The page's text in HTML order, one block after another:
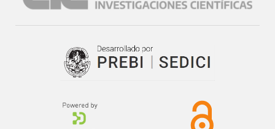
tiene valor cualitativo y generalizado.
Del Blanco y Fernando E. Piantanida y el estudiante Claudio
la Dirección de Geología, Minería y Aguas Subterráneas; la
Dirección de Vialidad de la Provincia de Buenos Aires;
Municipalidad del Partido de Azul y de las Empresas
propietarias de las canteras "El Peregrino","Azul" y
"Novobra" respectivamente.